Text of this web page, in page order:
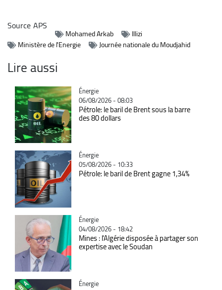
SourceAPS
Mohamed Arkab
Illizi
Ministère de l'Energie
Journée nationale du Moudjahid
Lire aussi
Catégorie
Énergie
06/08/2026 - 08:03
Pétrole: le baril de Brent sous la barre
des 80 dollars
Catégorie
Énergie
05/08/2026 - 10:33
Pétrole: le baril de Brent gagne 1,34%
Catégorie
Énergie
04/08/2026 - 18:42
Mines : l'Algérie disposée à partager son
expertise avec le Soudan
Catégorie
Énergie